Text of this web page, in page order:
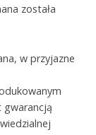
została
w przyjazne
gwarancją